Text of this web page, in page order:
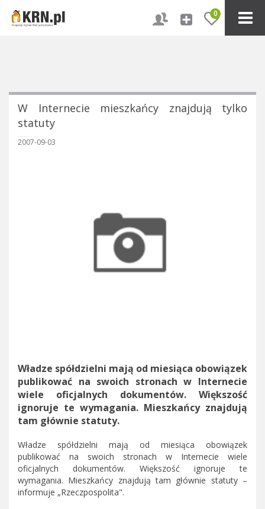
0
W Internecie mieszkańcy znajdują tylko
statuty
2007-09-03
Władze spółdzielni mają od miesiąca obowiązek
publikować na swoich stronach w Internecie
wiele oficjalnych dokumentów. Większość
ignoruje te wymagania. Mieszkańcy znajdują
tam głównie statuty.
Władze spółdzielni mają od miesiąca obowiązek
publikować na swoich stronach w Internecie wiele
oficjalnych dokumentów. Większość ignoruje te
wymagania. Mieszkańcy znajdują tam głównie statuty –
informuje „Rzeczpospolita".